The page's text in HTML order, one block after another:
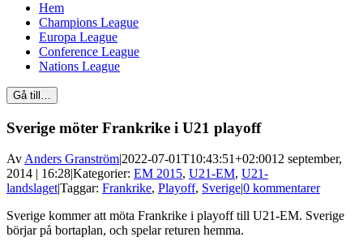
Hem
Champions League
Europa League
Conference League
Nations League
Gå till…
Sverige möter Frankrike i U21 playoff
AvAnders Granström|2022-07-01T10:43:51+02:0012 september,
2014 | 16:28|Kategorier: EM 2015, U21-EM, U21-
landslaget|Taggar: Frankrike, Playoff, Sverige|0 kommentarer
Sverige kommer att möta Frankrike i playoff till U21-EM. Sverige
börjar på bortaplan, och spelar returen hemma.